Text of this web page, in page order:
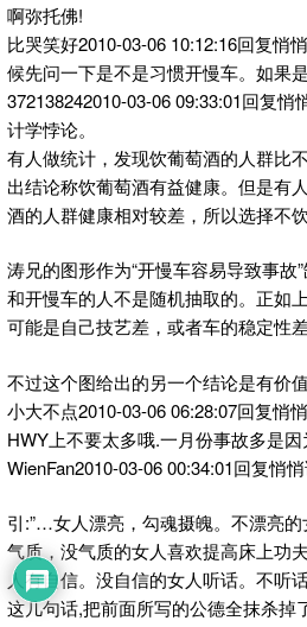
啊弥托佛!
比哭笑好2010-03-06 10:12:16回复悄
候先问一下是不是习惯开慢车。如果
372138242010-03-06 09:33:01回复
计学悖论。
有人做统计，发现饮葡萄酒的人群比
出结论称饮葡萄酒有益健康。但是有
酒的人群健康相对较差，所以选择不饮
涛兄的图形作为“开慢车容易导致事故
和开慢车的人不是随机抽取的。正如
可能是自己技艺差，或者车的稳定性差
不过这个图给出的另一个结论是有价
小大不点2010-03-06 06:28:07回复悄
HWY上不要太多哦.一月份事故多是
WienFan2010-03-06 00:34:01回复悄
引:”…女人漂亮，勾魂摄魄。不漂亮
气质，没气质的女人喜欢提高床上功
人有自信。没自信的女人听话。不听
这几句话,把前面所写的公德全抹杀